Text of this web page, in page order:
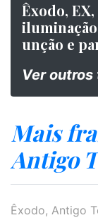
Êxodo, EX,
unção e
Ver
Mais
Antigo
Êxodo, Antigo